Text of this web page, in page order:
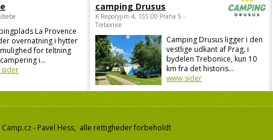
La Provence
overnatning i hytter
for teltning
i...
sider
camping Drusus
K Reporyjim 4, 155 00 Praha 5 -
Trebonice
Camping Drusus ligger i den
vestlige udkant af Prag, i
bydelen Trebonice, kun 10
km fra det historis...
www sider
- Pavel Hess, alle rettigheder forbeholdt